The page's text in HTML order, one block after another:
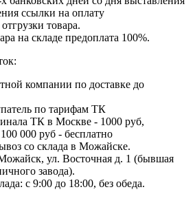
ссылки на оплату
товара.
на складе предоплата 100%.
компании по доставке до
по тарифам ТК
ТК в Москве - 1000 руб,
000 руб - бесплатно
со склада в Можайске.
ул. Восточная д. 1 (бывшая
завода).
с 9:00 до 18:00, без обеда.